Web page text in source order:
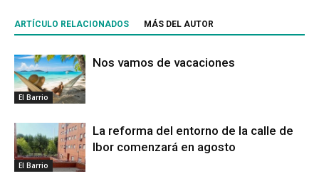
ARTÍCULO RELACIONADOS MÁS DEL AUTOR
El Barrio
Nos vamos de vacaciones
El Barrio
La reforma del entorno de la calle de
Ibor comenzará en agosto